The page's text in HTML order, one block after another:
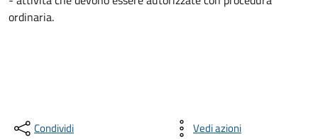
ordinaria.
Condividi Vedi azioni